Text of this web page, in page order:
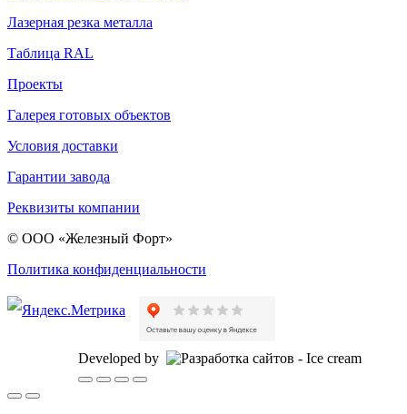
Лазерная резка металла
Таблица RAL
Проекты
Галерея готовых объектов
Условия доставки
Гарантии завода
Реквизиты компании
© ООО «Железный Форт»
Политика конфиденциальности
Developed by